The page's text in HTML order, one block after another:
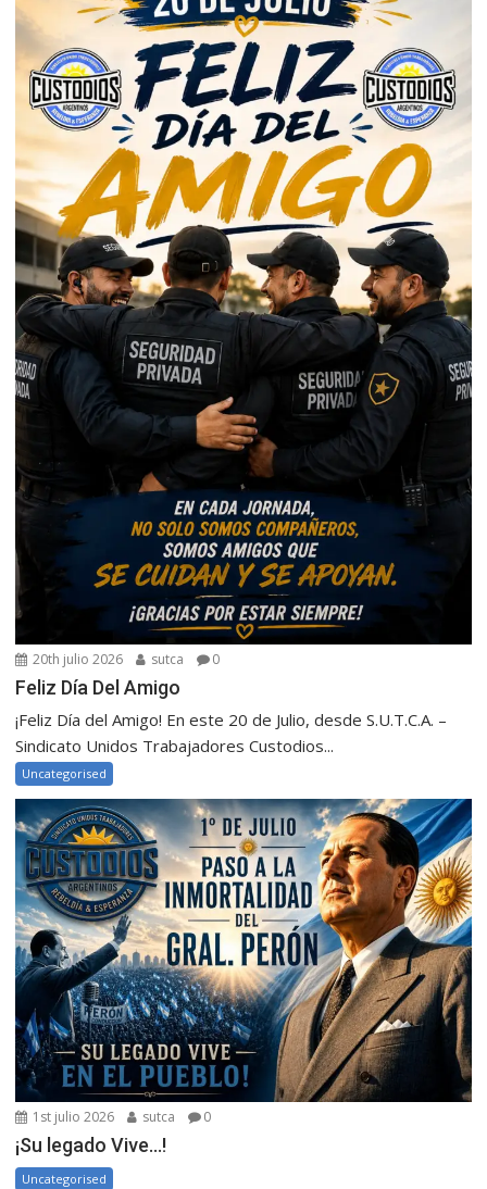
20th julio 2026 sutca 0
Feliz Día Del Amigo
¡Feliz Día del Amigo! En este 20 de Julio, desde S.U.T.C.A. –
Sindicato Unidos Trabajadores Custodios...
Uncategorised
1st julio 2026 sutca 0
¡Su legado Vive…!
Uncategorised